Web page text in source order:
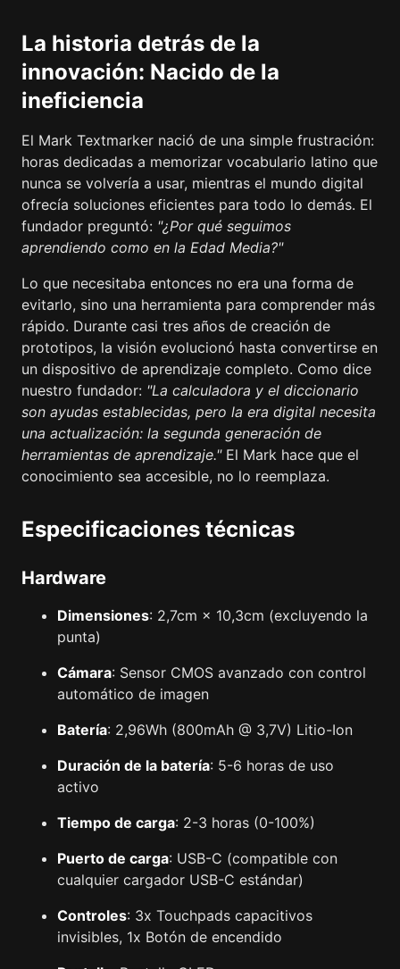
La historia detrás de la
innovación: Nacido de la
ineficiencia
El Mark Textmarker nació de una simple frustración:
horas dedicadas a memorizar vocabulario latino que
nunca se volvería a usar, mientras el mundo digital
ofrecía soluciones eficientes para todo lo demás. El
fundador preguntó: "¿Por qué seguimos
aprendiendo como en la Edad Media?"
Lo que necesitaba entonces no era una forma de
evitarlo, sino una herramienta para comprender más
rápido. Durante casi tres años de creación de
prototipos, la visión evolucionó hasta convertirse en
un dispositivo de aprendizaje completo. Como dice
nuestro fundador: "La calculadora y el diccionario
son ayudas establecidas, pero la era digital necesita
una actualización: la segunda generación de
herramientas de aprendizaje."El Mark hace que el
conocimiento sea accesible, no lo reemplaza.
Especificaciones técnicas
Hardware
Dimensiones: 2,7cm × 10,3cm (excluyendo la
punta)
Cámara: Sensor CMOS avanzado con control
automático de imagen
Batería: 2,96Wh (800mAh @ 3,7V) Litio-Ion
Duración de la batería: 5-6 horas de uso
activo
Tiempo de carga: 2-3 horas (0-100%)
Puerto de carga: USB-C (compatible con
cualquier cargador USB-C estándar)
Controles: 3x Touchpads capacitivos
invisibles, 1x Botón de encendido